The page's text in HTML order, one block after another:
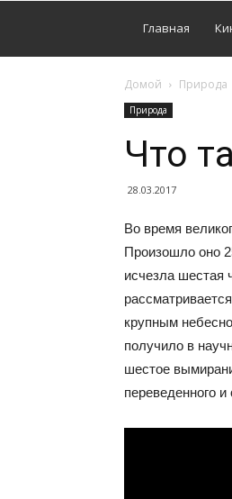
Главная
Домой Природа
Природа
Что
28.03.2017
Во время
Произошло оно
исчезла шестая
крупным
получило в
шестое
переведенного и